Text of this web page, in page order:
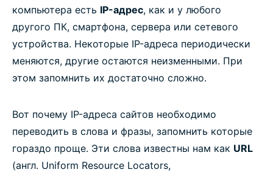
компьютера есть IP-адрес, как и у любого
другого ПК, смартфона, сервера или сетевого
устройства. Некоторые IP-адреса периодически
меняются, другие остаются неизменными. При
этом запомнить их достаточно сложно.
Вот почему IP-адреса сайтов необходимо
переводить в слова и фразы, запомнить которые
гораздо проще. Эти слова известны нам как URL
(англ. Uniform Resource Locators,